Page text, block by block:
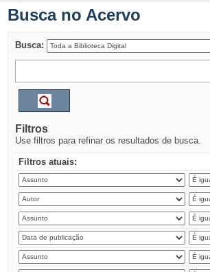
Busca no Acervo
Busca:
Filtros
Use filtros para refinar os resultados de busca.
Filtros atuais: